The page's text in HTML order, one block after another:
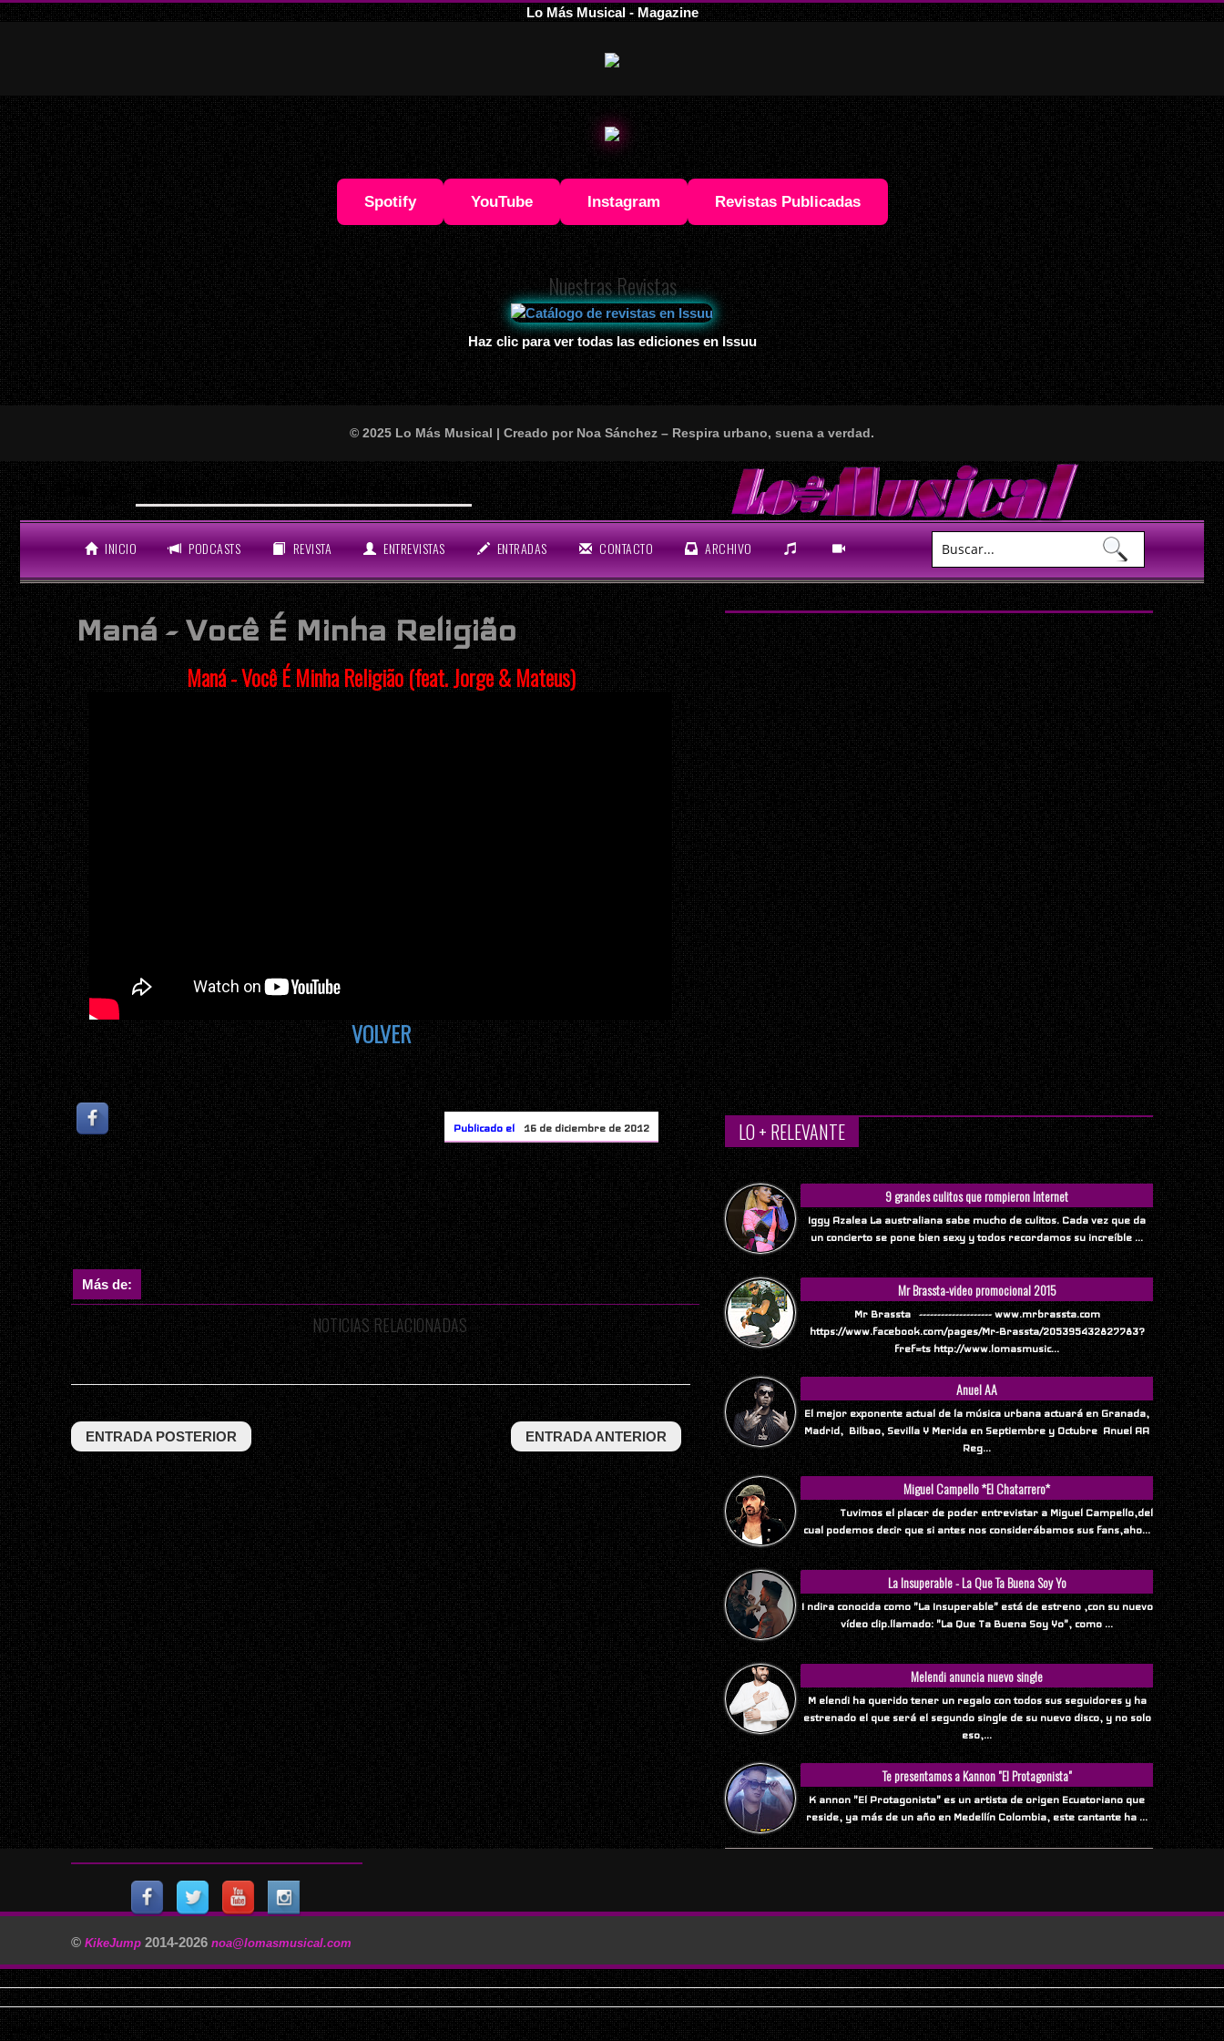
Lo Más Musical - Magazine
Spotify YouTube Instagram Revistas Publicadas
Nuestras Revistas
Haz clic para ver todas las ediciones en Issuu
© 2025 Lo Más Musical | Creado por Noa Sánchez – Respira urbano, suena a verdad.
LO ÚLTIMO ¡Atención, amantes del perreo y el buen rollo!
INICIO PODCASTS REVISTA ENTREVISTAS ENTRADAS CONTACTO ARCHIVO
Maná - Você É Minha Religião
Maná - Você É Minha Religião (feat. Jorge & Mateus)
VOLVER
Publicado el 16 de diciembre de 2012
Más de:
NOTICIAS RELACIONADAS
ENTRADA POSTERIOR ENTRADA ANTERIOR
LO + RELEVANTE
9 grandes culitos que rompieron Internet
Iggy Azalea La australiana sabe mucho de culitos. Cada vez que da
un concierto se pone bien sexy y todos recordamos su increíble ...
Mr Brassta-video promocional 2015
Mr Brassta -------------------- www.mrbrassta.com
https://www.facebook.com/pages/Mr-Brassta/205395432827783?
fref=ts http://www.lomasmusic...
Anuel AA
El mejor exponente actual de la música urbana actuará en Granada,
Madrid, Bilbao, Sevilla Y Merida en Septiembre y Octubre Anuel AA
Reg...
Miguel Campello *El Chatarrero*
Tuvimos el placer de poder entrevistar a Miguel Campello,del
cual podemos decir que si antes nos considerábamos sus fans,aho...
La Insuperable - La Que Ta Buena Soy Yo
I ndira conocida como "La Insuperable" está de estreno ,con su nuevo
vídeo clip.llamado: "La Que Ta Buena Soy Yo", como ...
Melendi anuncia nuevo single
M elendi ha querido tener un regalo con todos sus seguidores y ha
estrenado el que será el segundo single de su nuevo disco, y no solo
eso,...
Te presentamos a Kannon "El Protagonista"
K annon "El Protagonista" es un artista de origen Ecuatoriano que
reside, ya más de un año en Medellín Colombia, este cantante ha ...
© KikeJump 2014-2026 noa@lomasmusical.com
11/29/2025, 3:40:57 AM